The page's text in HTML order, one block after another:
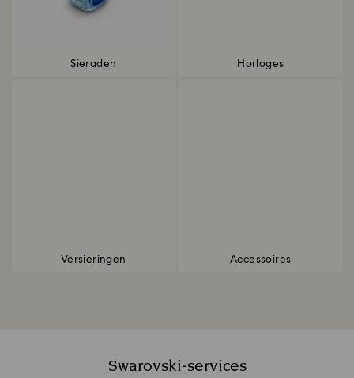
Sieraden Horloges
Versieringen Accessoires
Swarovski-services